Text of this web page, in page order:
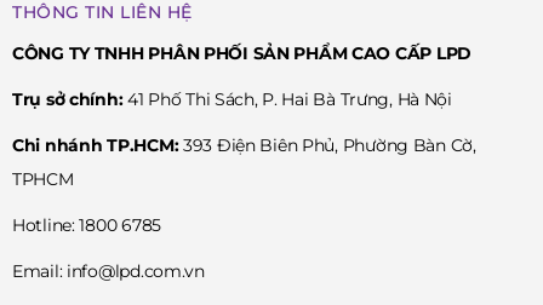
THÔNG TIN LIÊN HỆ
CÔNG TY TNHH PHÂN PHỐI SẢN PHẨM CAO CẤP LPD
Trụ sở chính:41 Phố Thi Sách, P. Hai Bà Trưng, Hà Nội
Chi nhánh TP.HCM:393 Điện Biên Phủ, Phường Bàn Cờ,
TPHCM
Hotline: 1800 6785
Email: info@lpd.com.vn